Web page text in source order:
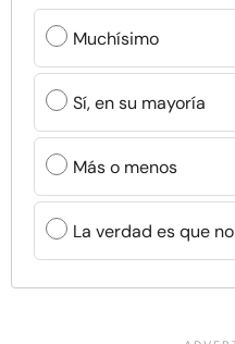
Muchísimo
Sí, en su mayoría
Más o menos
La verdad es que no